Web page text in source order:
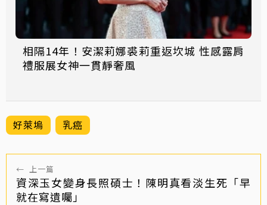
相隔14年！安潔莉娜裘莉重返坎城 性感露肩
禮服展女神一貫靜奢風
好萊塢 乳癌
← 上一篇
資深玉女變身長照碩士！陳明真看淡生死「早
就在寫遺囑」